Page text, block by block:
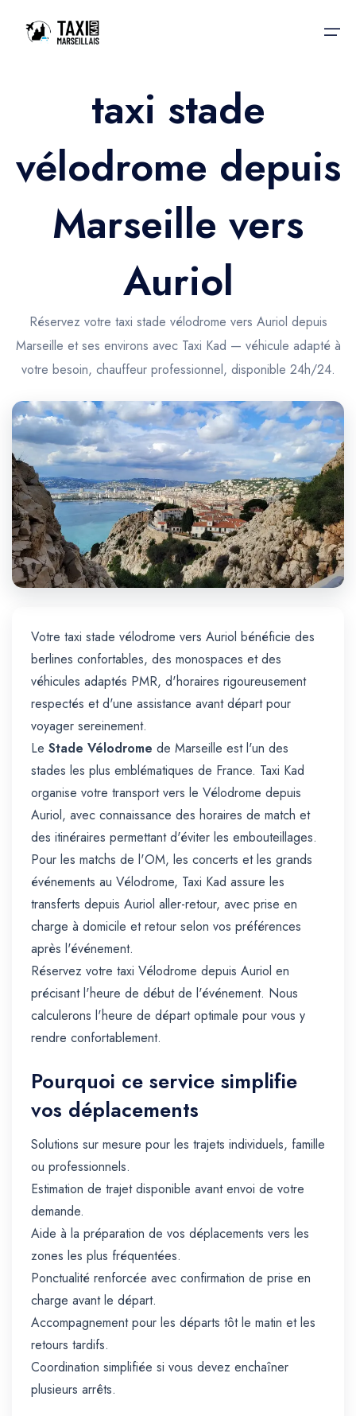
Nos services
Nos services
Trajet Gare SNCF
Trajet Port croisière
Trajet Séminaire
Trajet Santé
Trajet Longue Distance
Réservation
Actualités & évènements
Contactez-nous
taxi stade
vélodrome depuis
Marseille vers
Auriol
Réservez votre taxi stade vélodrome vers Auriol depuis
Marseille et ses environs avec Taxi Kad — véhicule adapté à
votre besoin, chauffeur professionnel, disponible 24h/24.
Votre taxi stade vélodrome vers Auriol bénéficie des
berlines confortables, des monospaces et des
véhicules adaptés PMR, d'horaires rigoureusement
respectés et d'une assistance avant départ pour
voyager sereinement.
Le Stade Vélodrome de Marseille est l'un des
stades les plus emblématiques de France. Taxi Kad
organise votre transport vers le Vélodrome depuis
Auriol, avec connaissance des horaires de match et
des itinéraires permettant d'éviter les embouteillages.
Pour les matchs de l'OM, les concerts et les grands
événements au Vélodrome, Taxi Kad assure les
transferts depuis Auriol aller-retour, avec prise en
charge à domicile et retour selon vos préférences
après l'événement.
Réservez votre taxi Vélodrome depuis Auriol en
précisant l'heure de début de l'événement. Nous
calculerons l'heure de départ optimale pour vous y
rendre confortablement.
Pourquoi ce service simplifie
vos déplacements
Solutions sur mesure pour les trajets individuels, famille
ou professionnels.
Estimation de trajet disponible avant envoi de votre
demande.
Aide à la préparation de vos déplacements vers les
zones les plus fréquentées.
Ponctualité renforcée avec confirmation de prise en
charge avant le départ.
Accompagnement pour les départs tôt le matin et les
retours tardifs.
Coordination simplifiée si vous devez enchaîner
plusieurs arrêts.